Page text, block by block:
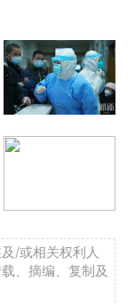
/或相关权利人
、摘编、复制及